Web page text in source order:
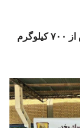
ببینید | تصاویری از کشف بیش از ۷۰۰ کیلوگرم